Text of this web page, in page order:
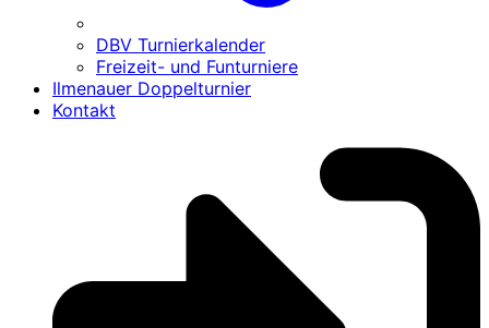
DBV Turnierkalender
Freizeit- und Funturniere
Ilmenauer Doppelturnier
Kontakt